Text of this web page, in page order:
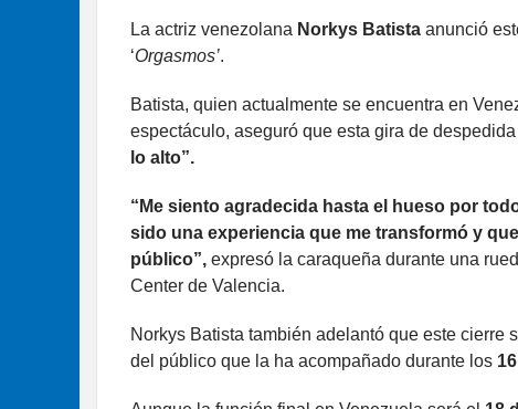
La actriz venezolana Norkys Batista anunció
‘Orgasmos’.
Batista, quien actualmente se encuentra en
espectáculo, aseguró que esta gira de
lo alto”.
“Me siento agradecida hasta el hueso por
sido una experiencia que me transformó y
público”, expresó la caraqueña durante una
Center de Valencia.
Norkys Batista también adelantó que este cierre
del público que la ha acompañado durante los